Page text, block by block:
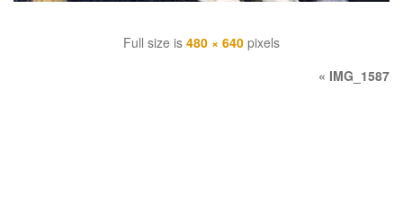
Full size is 480 × 640 pixels
« IMG_1587